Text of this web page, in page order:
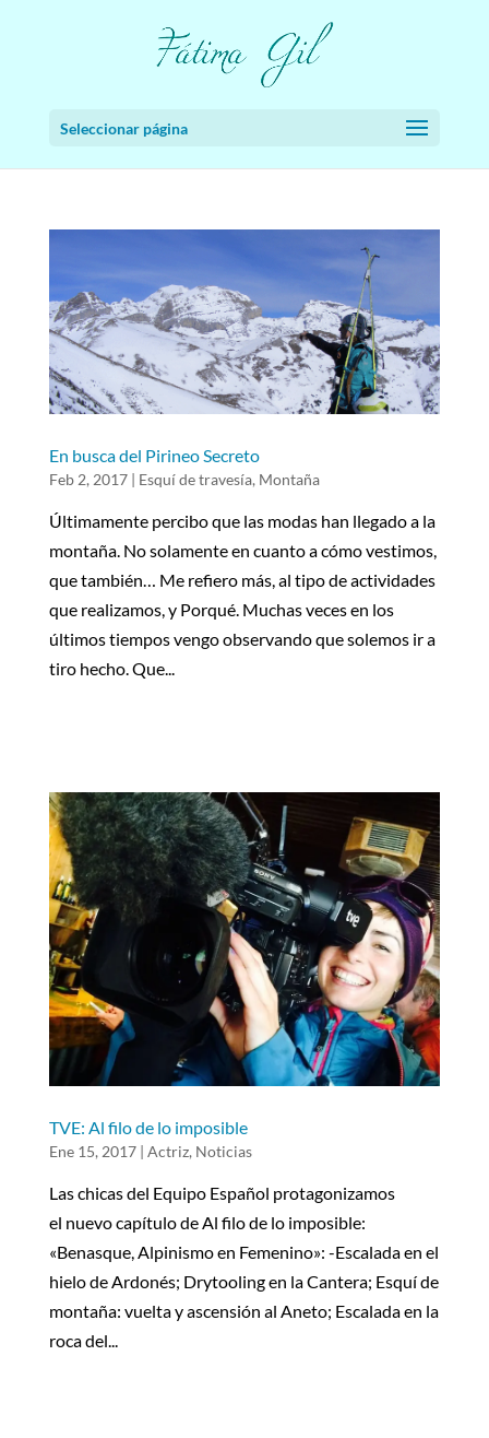
Seleccionar página
En busca del Pirineo Secreto
Feb 2, 2017| Esquí de travesía, Montaña
Últimamente percibo que las modas han llegado a la
montaña. No solamente en cuanto a cómo vestimos,
que también… Me refiero más, al tipo de actividades
que realizamos, y Porqué. Muchas veces en los
últimos tiempos vengo observando que solemos ir a
tiro hecho. Que...
TVE: Al filo de lo imposible
Ene 15, 2017| Actriz, Noticias
Las chicas del Equipo Español protagonizamos
el nuevo capítulo de Al filo de lo imposible:
«Benasque, Alpinismo en Femenino»: -Escalada en el
hielo de Ardonés; Drytooling en la Cantera; Esquí de
montaña: vuelta y ascensión al Aneto; Escalada en la
roca del...